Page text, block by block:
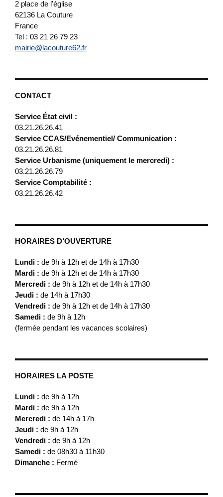
2 place de l'église
62136 La Couture
France
Tel : 03 21 26 79 23
mairie@lacouture62.fr
CONTACT
Service État civil :
03.21.26.26.41
Service CCAS/Evénementiel/ Communication :
03.21.26.26.81
Service Urbanisme (uniquement le mercredi) :
03.21.26.26.79
Service Comptabilité :
03.21.26.26.42
HORAIRES D’OUVERTURE
Lundi : de 9h à 12h et de 14h à 17h30
Mardi : de 9h à 12h et de 14h à 17h30
Mercredi : de 9h à 12h et de 14h à 17h30
Jeudi : de 14h à 17h30
Vendredi : de 9h à 12h et de 14h à 17h30
Samedi : de 9h à 12h
(fermée pendant les vacances scolaires)
HORAIRES LA POSTE
Lundi : de 9h à 12h
Mardi : de 9h à 12h
Mercredi : de 14h à 17h
Jeudi : de 9h à 12h
Vendredi : de 9h à 12h
Samedi : de 08h30 à 11h30
Dimanche : Fermé